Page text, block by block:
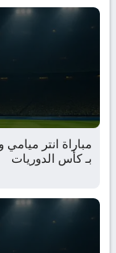
بـ كأس الدوريات